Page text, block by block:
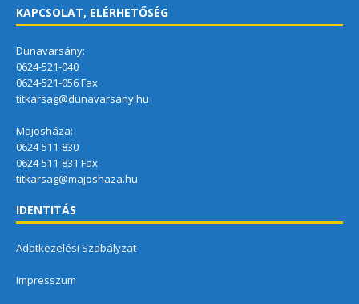
KAPCSOLAT, ELÉRHETŐSÉG
Dunavarsány:
0624-521-040
0624-521-056 Fax
titkarsag@dunavarsany.hu
Majosháza:
0624-511-830
0624-511-831 Fax
titkarsag@majoshaza.hu
IDENTITÁS
Adatkezelési Szabályzat
Impresszum